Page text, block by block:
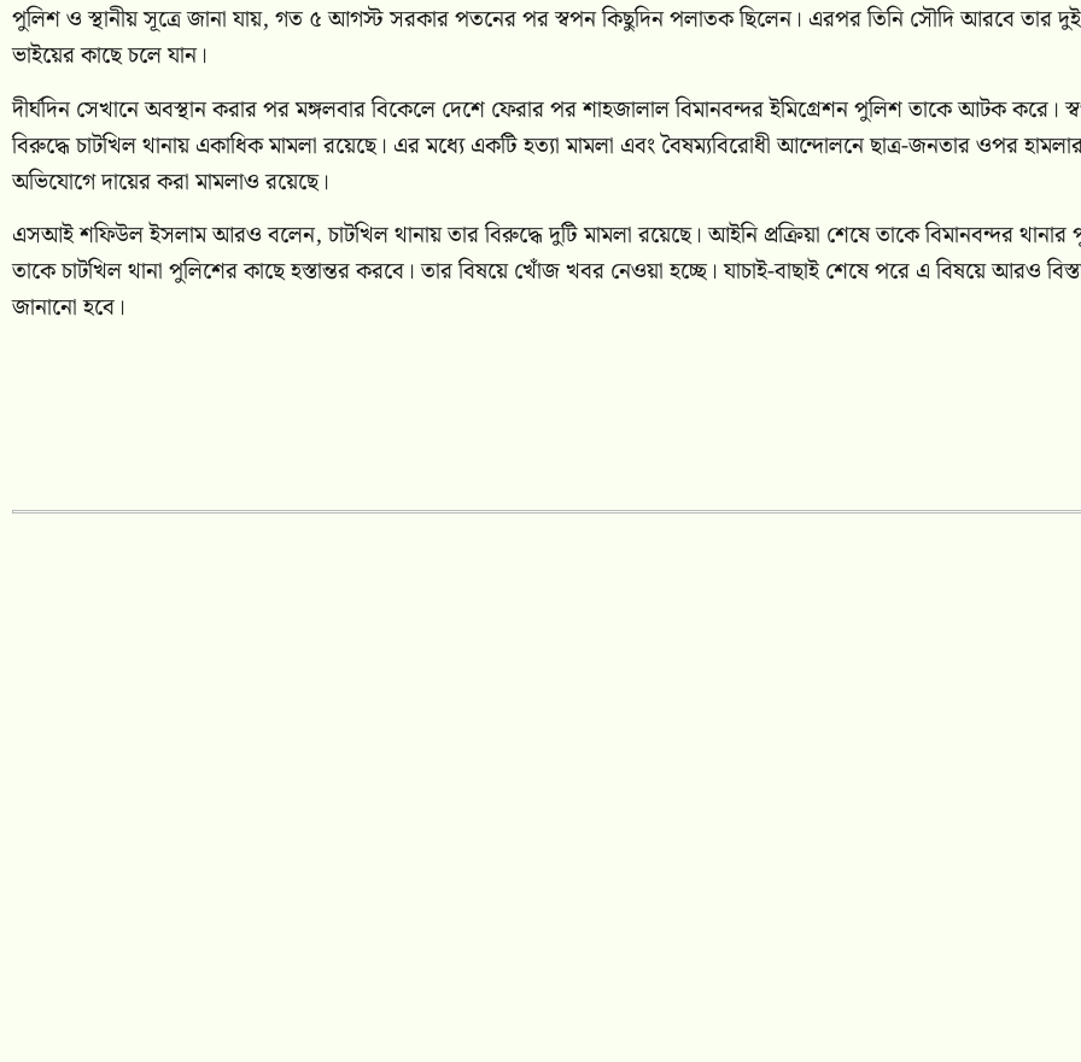
পুলিশ ও স্থানীয় সূত্রে জানা যায়, গত ৫ আগস্ট সরকার পতনের পর স্বপন কিছুদিন পলাতক ছিলেন। এরপর তিনি সৌদি আরবে তার দুই
ভাইয়ের কাছে চলে যান।
দীর্ঘদিন সেখানে অবস্থান করার পর মঙ্গলবার বিকেলে দেশে ফেরার পর শাহজালাল বিমানবন্দর ইমিগ্রেশন পুলিশ তাকে আটক করে।
বিরুদ্ধে চাটখিল থানায় একাধিক মামলা রয়েছে। এর মধ্যে একটি হত্যা মামলা এবং বৈষম্যবিরোধী আন্দোলনে ছাত্র-জনতার ওপর
অভিযোগে দায়ের করা মামলাও রয়েছে।
এসআই শফিউল ইসলাম আরও বলেন, চাটখিল থানায় তার বিরুদ্ধে দুটি মামলা রয়েছে। আইনি প্রক্রিয়া শেষে তাকে বিমানবন্দর থানার
তাকে চাটখিল থানা পুলিশের কাছে হস্তান্তর করবে। তার বিষয়ে খোঁজ খবর নেওয়া হচ্ছে। যাচাই-বাছাই শেষে পরে এ বিষয়ে আরও
জানানো হবে।